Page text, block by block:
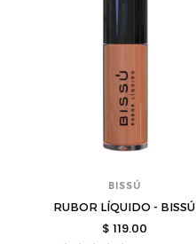
BISSÚ
RUBOR LÍQUIDO - BISSÚ
$ 119.00